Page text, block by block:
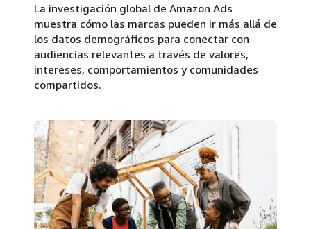
La investigación global de Amazon Ads
muestra cómo las marcas pueden ir más allá de
los datos demográficos para conectar con
audiencias relevantes a través de valores,
intereses, comportamientos y comunidades
compartidos.